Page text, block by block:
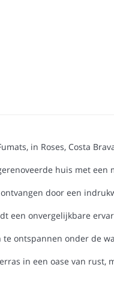
in Roses, Costa
huis met
door een
een onvergelijkbare
ontspannen onder de
in een oase van